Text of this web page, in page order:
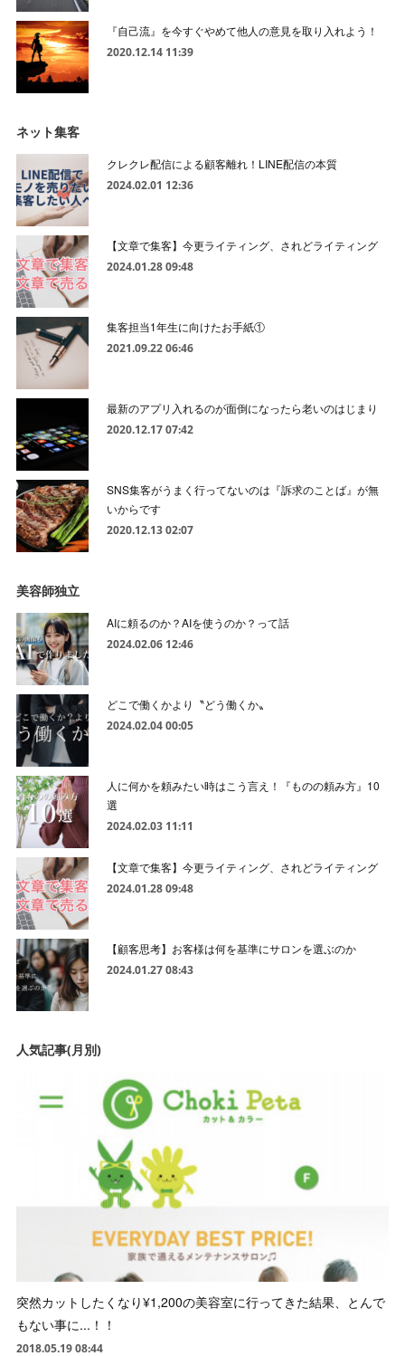
『自己流』を今すぐやめて他人の意見を取り入れよう！
2020.12.14 11:39
ネット集客
クレクレ配信による顧客離れ！LINE配信の本質
2024.02.01 12:36
【文章で集客】今更ライティング、されどライティング
2024.01.28 09:48
集客担当1年生に向けたお手紙①
2021.09.22 06:46
最新のアプリ入れるのが面倒になったら老いのはじまり
2020.12.17 07:42
SNS集客がうまく行ってないのは『訴求のことば』が無
いからです
2020.12.13 02:07
美容師独立
AIに頼るのか？AIを使うのか？って話
2024.02.06 12:46
どこで働くかより〝どう働くか〟
2024.02.04 00:05
人に何かを頼みたい時はこう言え！『ものの頼み方』10
選
2024.02.03 11:11
【文章で集客】今更ライティング、されどライティング
2024.01.28 09:48
【顧客思考】お客様は何を基準にサロンを選ぶのか
2024.01.27 08:43
人気記事(月別)
突然カットしたくなり¥1,200の美容室に行ってきた結果、とんで
もない事に...！！
2018.05.19 08:44